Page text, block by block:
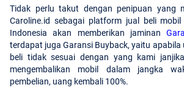
Tidak perlu takut dengan penipuan yang
Caroline.id sebagai platform jual beli
Indonesia akan memberikan jaminan
terdapat juga Garansi Buyback, yaitu apabila
beli tidak sesuai dengan yang kami
mengembalikan mobil dalam jangka
pembelian, uang kembali 100%.